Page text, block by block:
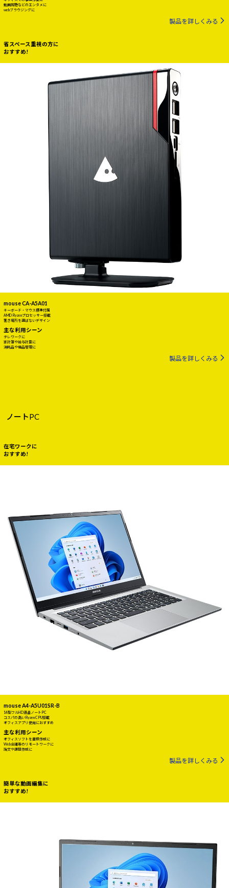
動画視聴などのエンタメに
webブラウジングに
製品を詳しくみる
省スペース重視の方に
おすすめ!
mouse CA-A5A01
キーボード・マウス標準付属
AMD Ryzenプロセッサー搭載
置き場所を選ばないデザイン
主な利用シーン
テレワークに
家計簿や給与計算に
消耗品や備品管理に
製品を詳しくみる
ノートPC
在宅ワークに
おすすめ!
mouse A4-A5U01SR-B
14型フルHD液晶ノートPC
コスパの高いRyzen CPU搭載
オフィスアプリ使用におすすめ
主な利用シーン
オフィスソフトを書類作成に
Web会議等のリモートワークに
論文や課題作成に
製品を詳しくみる
簡単な動画編集に
おすすめ!